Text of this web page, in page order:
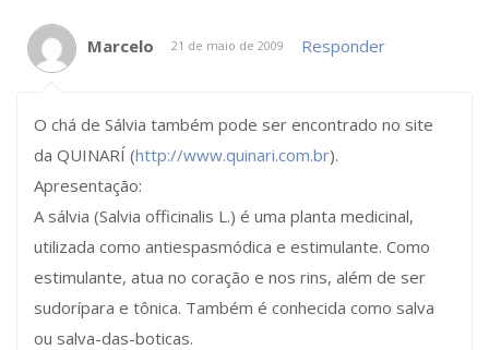
Marcelo 21 de maio de 2009 Responder
O chá de Sálvia também pode ser encontrado no site
da QUINARÍ (http://www.quinari.com.br).
Apresentação:
A sálvia (Salvia officinalis L.) é uma planta medicinal,
utilizada como antiespasmódica e estimulante. Como
estimulante, atua no coração e nos rins, além de ser
sudorípara e tônica. Também é conhecida como salva
ou salva-das-boticas.